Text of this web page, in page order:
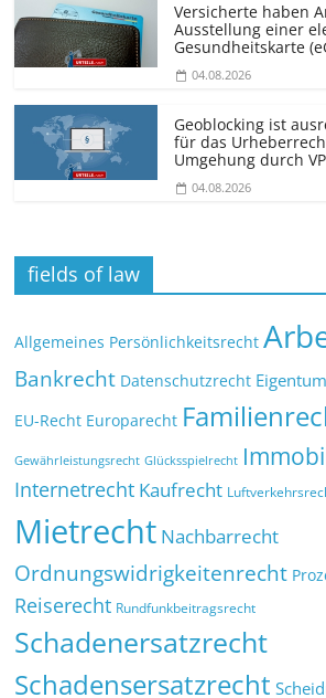
Versicherte haben
Ausstellung einer
Gesundheitskarte
04.08.2026
Geoblocking ist
für das
Umgehung durch
04.08.2026
fields of law
Allgemeines Persönlichkeitsrecht
Bankrecht Datenschutzrecht
EU-Recht Europarecht
Gewährleistungsrecht Glücksspielrecht
Internetrecht Kaufrecht
Mietrecht Nachbarrecht
Ordnungswidrigkeitenrecht
Reiserecht Rundfunkbeitragsrecht
Schadenersatzrecht
Schadensersatzrecht